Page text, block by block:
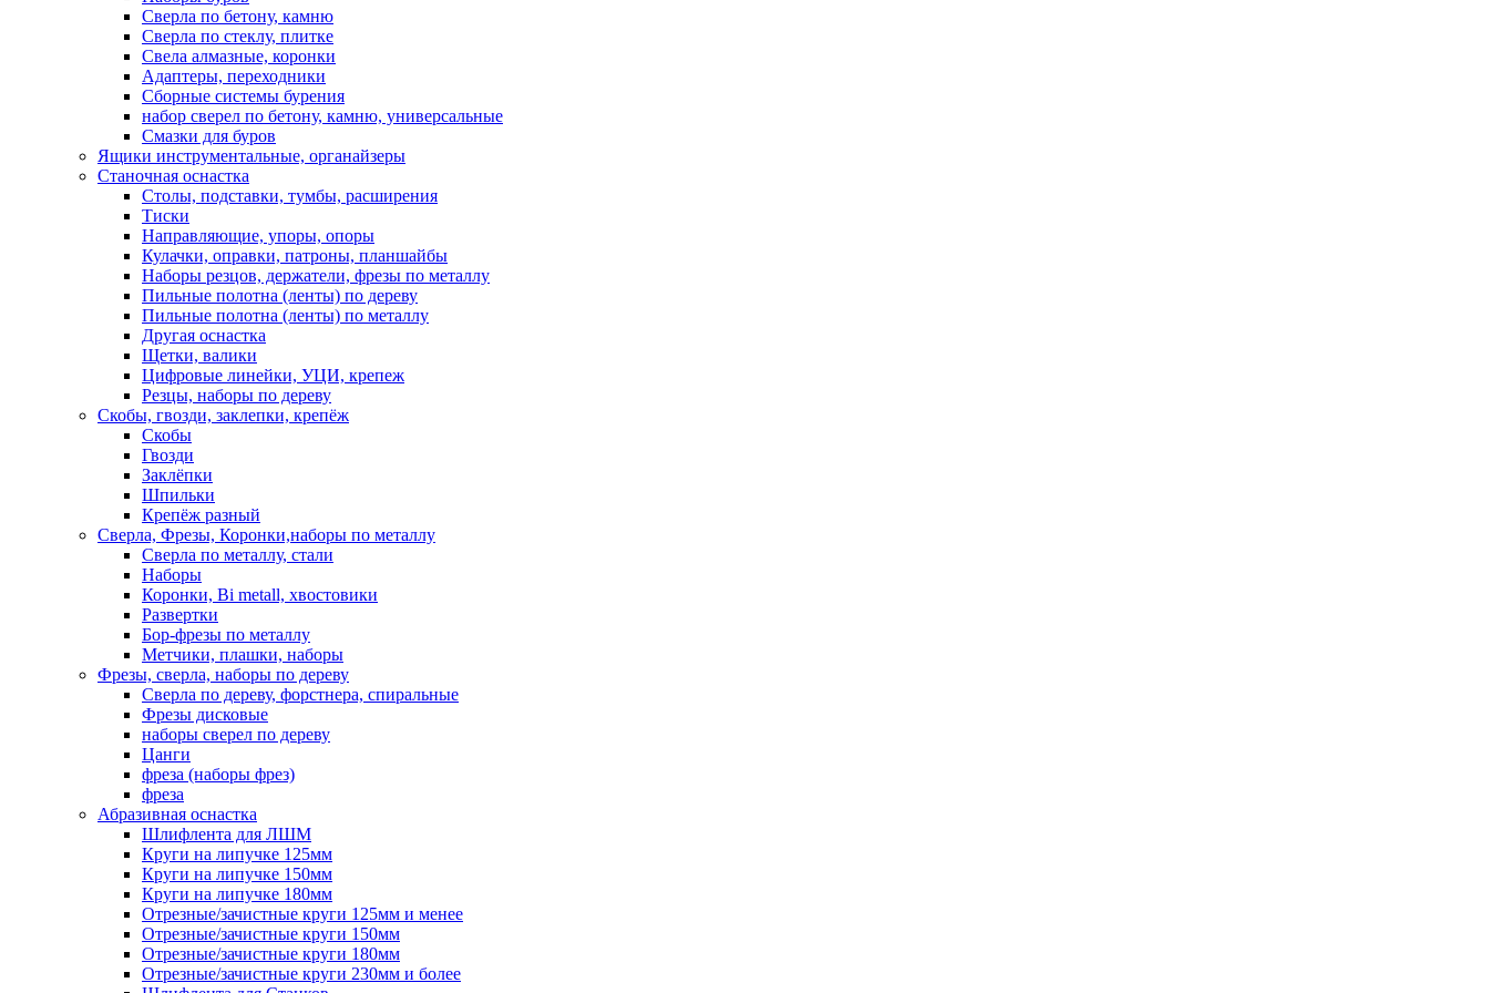
Сверла по бетону, камню
Сверла по стеклу, плитке
Свела алмазные, коронки
Адаптеры, переходники
Сборные системы бурения
набор сверел по бетону, камню, универсальные
Смазки для буров
Ящики инструментальные, органайзеры
Станочная оснастка
Столы, подставки, тумбы, расширения
Тиски
Направляющие, упоры, опоры
Кулачки, оправки, патроны, планшайбы
Наборы резцов, держатели, фрезы по металлу
Пильные полотна (ленты) по дереву
Пильные полотна (ленты) по металлу
Другая оснастка
Щетки, валики
Цифровые линейки, УЦИ, крепеж
Резцы, наборы по дереву
Скобы, гвозди, заклепки, крепёж
Скобы
Гвозди
Заклёпки
Шпильки
Крепёж разный
Сверла, Фрезы, Коронки,наборы по металлу
Сверла по металлу, стали
Наборы
Коронки, Bi metall, хвостовики
Развертки
Бор-фрезы по металлу
Метчики, плашки, наборы
Фрезы, сверла, наборы по дереву
Сверла по дереву, форстнера, спиральные
Фрезы дисковые
наборы сверел по дереву
Цанги
фреза (наборы фрез)
фреза
Абразивная оснастка
Шлифлента для ЛШМ
Круги на липучке 125мм
Круги на липучке 150мм
Круги на липучке 180мм
Отрезные/зачистные круги 125мм и менее
Отрезные/зачистные круги 150мм
Отрезные/зачистные круги 180мм
Отрезные/зачистные круги 230мм и более